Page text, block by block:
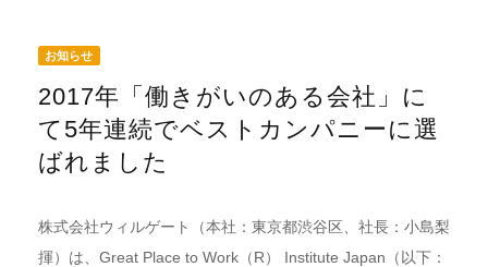
お知らせ
2017年「働きがいのある会社」に
て5年連続でベストカンパニーに選
ばれました
株式会社ウィルゲート（本社：東京都渋谷区、社長：小島梨
揮）は、Great Place to Work（R） Institute Japan（以下：